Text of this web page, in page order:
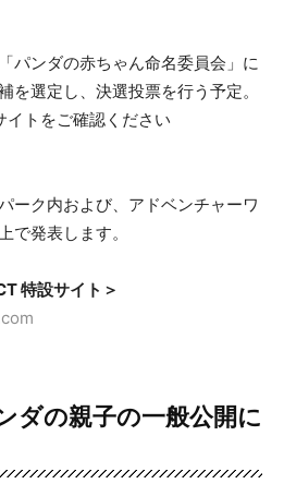
パンダの赤ちゃん命名委員会」に
を選定し、決選投票を行う予定。
トをご確認ください
ーク内および、アドベンチャーワ
で発表します。
特設サイト＞
ダの親子の一般公開に